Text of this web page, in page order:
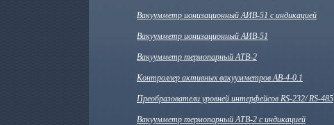
Вакуумметр ионизационный АИВ-51 с индикацией
Вакуумметр ионизационный АИВ-51
Вакуумметр термопарный АТВ-2
Контроллер активных вакуумметров АВ-4-0.1
Преобразователи уровней интерфейсов RS-232/ RS-485
Вакуумметр термопарный АТВ-2 с индикацией